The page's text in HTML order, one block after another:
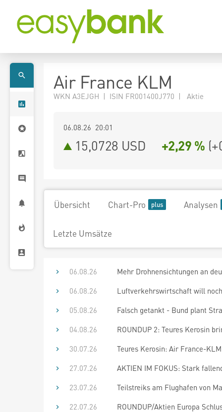
Air France KLM
WKN A3EJGH | ISIN FR001400J770 | Aktie
06.08.26 20:01
15,0728 USD +2,29 % (
Übersicht Chart-Pro Analysen
Letzte Umsätze
06.08.26
Mehr Drohnensichtungen an
06.08.26
Luftverkehrswirtschaft will
05.08.26
Falsch getankt - Bund plant
04.08.26
ROUNDUP 2: Teures Kerosin
30.07.26
Teures Kerosin: Air France-
27.07.26
AKTIEN IM FOKUS: Stark
23.07.26
Teilstreiks am Flughafen von
22.07.26
ROUNDUP/Aktien Europa